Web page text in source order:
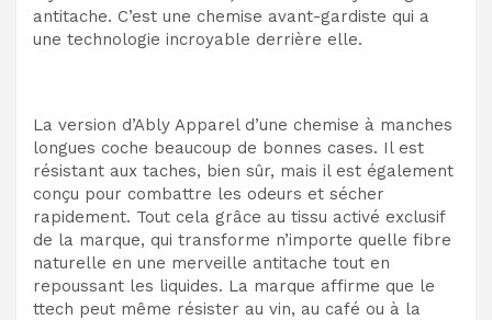
antitache. C’est une chemise avant-gardiste qui a
une technologie incroyable derrière elle.
La version d’Ably Apparel d’une chemise à manches
longues coche beaucoup de bonnes cases. Il est
résistant aux taches, bien sûr, mais il est également
conçu pour combattre les odeurs et sécher
rapidement. Tout cela grâce au tissu activé exclusif
de la marque, qui transforme n’importe quelle fibre
naturelle en une merveille antitache tout en
repoussant les liquides. La marque affirme que le
ttech peut même résister au vin, au café ou à la